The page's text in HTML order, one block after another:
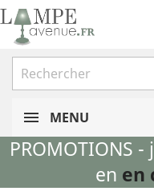
MENU
PROMOTIONS
en en